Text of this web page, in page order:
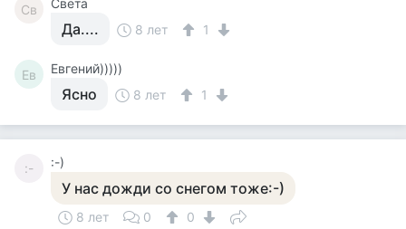
Св Света
Да.... 8 лет 1
Ев Евгений)))))
Ясно 8 лет 1
:- :-)
У нас дожди со снегом тоже:-)
8 лет 0 0